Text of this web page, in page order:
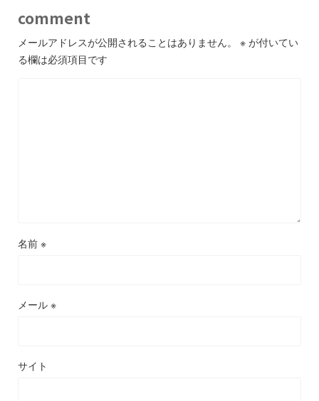
comment
メールアドレスが公開されることはありません。 ※ が付いてい
る欄は必須項目です
名前 ※
メール ※
サイト